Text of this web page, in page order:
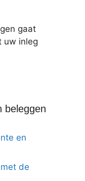
gaat
uw inleg
beleggen
en
de